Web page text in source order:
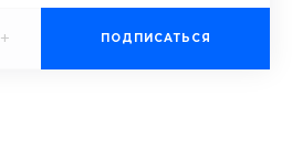
+ ПОДПИСАТЬСЯ